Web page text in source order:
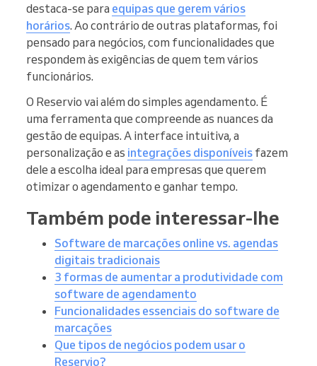
destaca-se para equipas que gerem vários
horários. Ao contrário de outras plataformas, foi
pensado para negócios, com funcionalidades que
respondem às exigências de quem tem vários
funcionários.
O Reservio vai além do simples agendamento. É
uma ferramenta que compreende as nuances da
gestão de equipas. A interface intuitiva, a
personalização e as integrações disponíveis fazem
dele a escolha ideal para empresas que querem
otimizar o agendamento e ganhar tempo.
Também pode interessar-lhe
Software de marcações online vs. agendas
digitais tradicionais
3 formas de aumentar a produtividade com
software de agendamento
Funcionalidades essenciais do software de
marcações
Que tipos de negócios podem usar o
Reservio?